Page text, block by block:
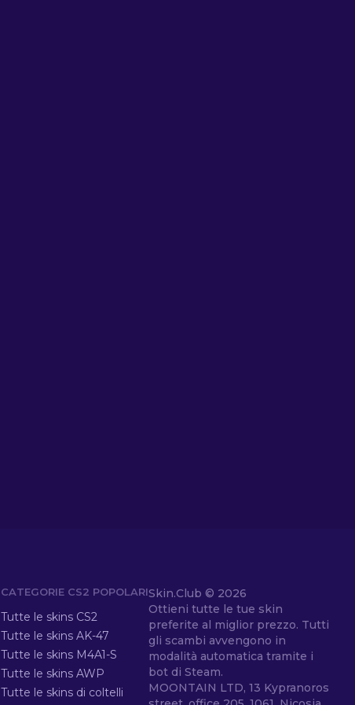
CATEGORIE CS2 POPOLARI
Tutte le skins CS2
Tutte le skins AK-47
Tutte le skins M4A1-S
Tutte le skins AWP
Tutte le skins di coltelli
Skin.Club © 2026
Ottieni tutte le tue skin
preferite al miglior prezzo. Tutti
gli scambi avvengono in
modalità automatica tramite i
bot di Steam.
MOONTAIN LTD, 13 Kypranoros